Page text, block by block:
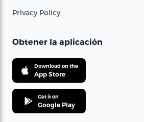
Privacy Policy
Obtener la aplicación
Download on the
App Store
Get it on
Google Play